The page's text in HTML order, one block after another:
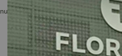
Acessórios